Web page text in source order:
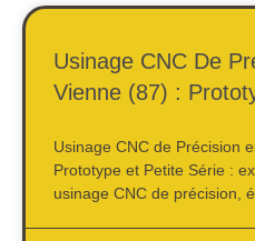
Usinage CNC De
Vienne (87) :
Usinage CNC de Précision
Prototype et Petite Série :
usinage CNC de précision,